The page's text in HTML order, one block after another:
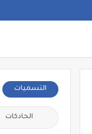
التسميات
الحادكات